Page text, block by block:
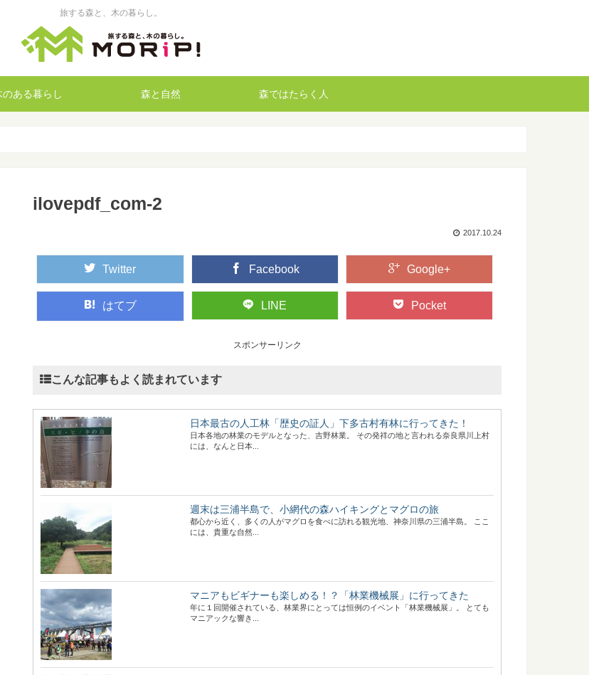
旅する森と、木の暮らし。
のある暮らし 森と自然 森ではたらく人
ilovepdf_com-2
2017.10.24
Twitter Facebook Google+
はてブ LINE Pocket
スポンサーリンク
こんな記事もよく読まれています
日本最古の人工林「歴史の証人」下多古村有林に行ってきた！
日本各地の林業のモデルとなった、吉野林業。 その発祥の地と言われる奈良県川上村
には、なんと日本...
週末は三浦半島で、小網代の森ハイキングとマグロの旅
都心から近く、多くの人がマグロを食べに訪れる観光地、神奈川県の三浦半島。 ここ
には、貴重な自然...
マニアもビギナーも楽しめる！？「林業機械展」に行ってきた
年に１回開催されている、林業界にとっては恒例のイベント「林業機械展」。 とても
マニアックな響き...